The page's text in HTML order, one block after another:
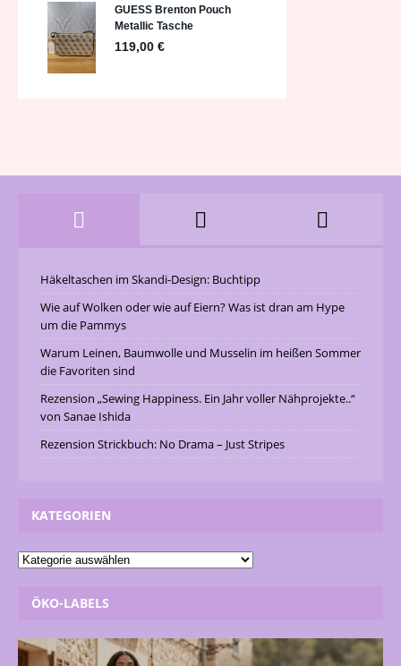
Häkeltaschen im Skandi-Design: Buchtipp
Wie auf Wolken oder wie auf Eiern? Was ist dran am Hype
um die Pammys
Warum Leinen, Baumwolle und Musselin im heißen Sommer
die Favoriten sind
Rezension „Sewing Happiness. Ein Jahr voller Nähprojekte..“
von Sanae Ishida
Rezension Strickbuch: No Drama – Just Stripes
KATEGORIEN
ÖKO-LABELS